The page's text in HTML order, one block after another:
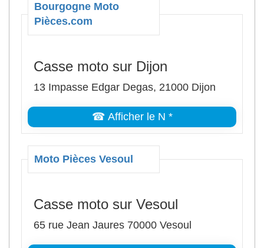
Bourgogne Moto
Pièces.com
Casse moto sur Dijon
13 Impasse Edgar Degas, 21000 Dijon
☎ Afficher le N *
Moto Pièces Vesoul
Casse moto sur Vesoul
65 rue Jean Jaures 70000 Vesoul